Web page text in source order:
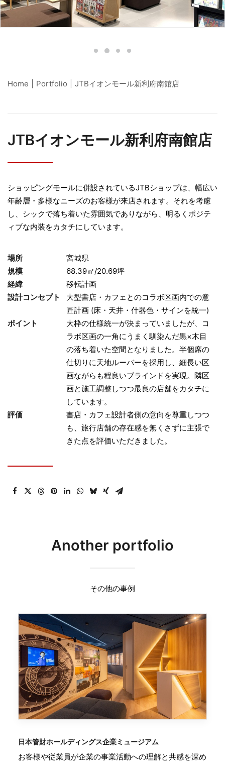
Home Portfolio JTBイオンモール新利府南館店
JTBイオンモール新利府南館店
ショッピングモールに併設されているJTBショップは、幅広い
年齢層・多様なニーズのお客様が来店されます。それを考慮
し、シックで落ち着いた雰囲気でありながら、明るくポジテ
ィブな内装をカタチにしています。
場所
宮城県
規模
68.39㎡/20.69坪
経緯
移転計画
設計コンセプト
大型書店・カフェとのコラボ区画内での意
匠計画 (床・天井・什器色・サインを統一)
ポイント
大枠の仕様統一が決まっていましたが、コ
ラボ区画の一角にうまく馴染んだ黒×木目
の落ち着いた空間となりました。半個席の
仕切りに天地ルーバーを採用し、細長い区
画ながらも程良いブラインドを実現。隣区
画と施工調整しつつ最良の店舗をカタチに
しています。
評価
書店・カフェ設計者側の意向を尊重しつつ
も、旅行店舗の存在感を無くさずに主張で
きた点を評価いただきました。
Another portfolio
その他の事例
日本管財ホールディングス企業ミュージアム
お客様や従業員が企業の事業活動への理解と共感を深め